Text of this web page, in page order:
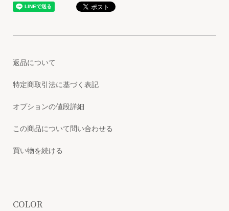
返品について
特定商取引法に基づく表記
オプションの値段詳細
この商品について問い合わせる
買い物を続ける
COLOR